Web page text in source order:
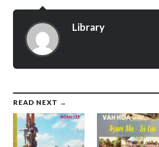
Library
READ NEXT →